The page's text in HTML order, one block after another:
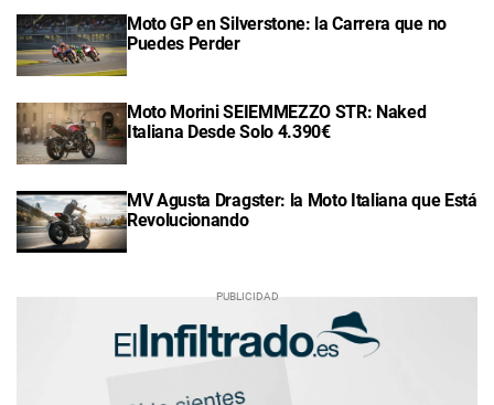
Moto GP en Silverstone: la Carrera que no
Puedes Perder
Moto Morini SEIEMMEZZO STR: Naked
Italiana Desde Solo 4.390€
MV Agusta Dragster: la Moto Italiana que Está
Revolucionando